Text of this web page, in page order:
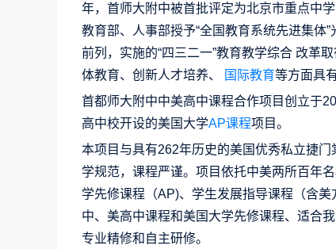
年，首师大附中被首批评定为北京市重点中
教育部、人事部授予“全国教育系统先进集体
前列，实施的“四三二一”教育教学综合 改革
体教育、创新人才培养、
国际教育等方面具
首都师大附中中美高中课程合作项目创立于
高中校开设的美国大学AP课程项目。
本项目与具有262年历史的美国优秀私立捷
学规范，课程严谨。项目依托中美两所百年
学先修课程（AP)、学生发展指导课程（含
中、美高中课程和美国大学先修课程、适合
专业精修和自主研修。